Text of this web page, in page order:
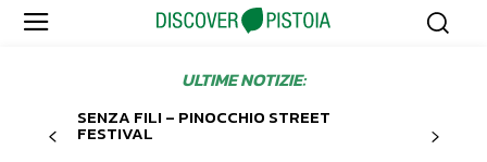
ULTIME NOTIZIE:
SENZA FILI – PINOCCHIO STREET
FESTIVAL